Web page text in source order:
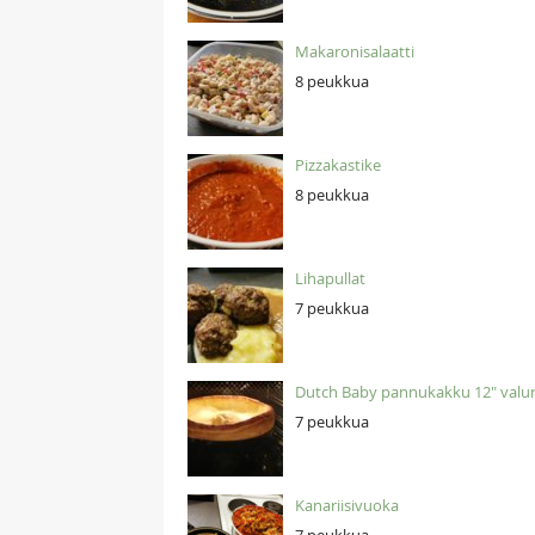
Makaronisalaatti
8 peukkua
Pizzakastike
8 peukkua
Lihapullat
7 peukkua
Dutch Baby pannukakku 12"
7 peukkua
Kanariisivuoka